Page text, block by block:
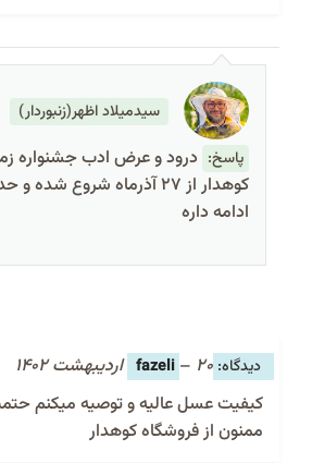
سیدمیلاد اظهر(زنبوردار)
پاسخ: درود و عرض ادب جشنواره
کوهدار از 27 آذرماه شروع
ادامه داره
fazeli – 20 اردیبهشت 1402
کیفیت عسل عالیه و توصیه میکنم
ممنون از فروشگاه کوهدار